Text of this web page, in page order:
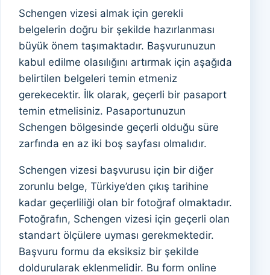
Schengen vizesi almak için gerekli
belgelerin doğru bir şekilde hazırlanması
büyük önem taşımaktadır. Başvurunuzun
kabul edilme olasılığını artırmak için aşağıda
belirtilen belgeleri temin etmeniz
gerekecektir. İlk olarak, geçerli bir pasaport
temin etmelisiniz. Pasaportunuzun
Schengen bölgesinde geçerli olduğu süre
zarfında en az iki boş sayfası olmalıdır.
Schengen vizesi başvurusu için bir diğer
zorunlu belge, Türkiye’den çıkış tarihine
kadar geçerliliği olan bir fotoğraf olmaktadır.
Fotoğrafın, Schengen vizesi için geçerli olan
standart ölçülere uyması gerekmektedir.
Başvuru formu da eksiksiz bir şekilde
doldurularak eklenmelidir. Bu form online